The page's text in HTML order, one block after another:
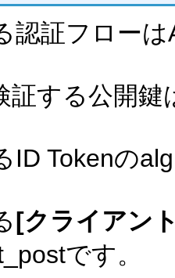
認証フロー
証する公開
ID Tokenの
[クライアン
です。